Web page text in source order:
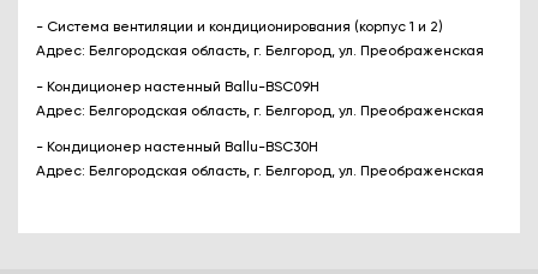
- Система вентиляции и кондиционирования (корпус 1 и 2)
Адрес: Белгородская область, г. Белгород, ул. Преображенская
- Кондиционер настенный Ballu-BSC09H
Адрес: Белгородская область, г. Белгород, ул. Преображенская
- Кондиционер настенный Ballu-BSC30H
Адрес: Белгородская область, г. Белгород, ул. Преображенская